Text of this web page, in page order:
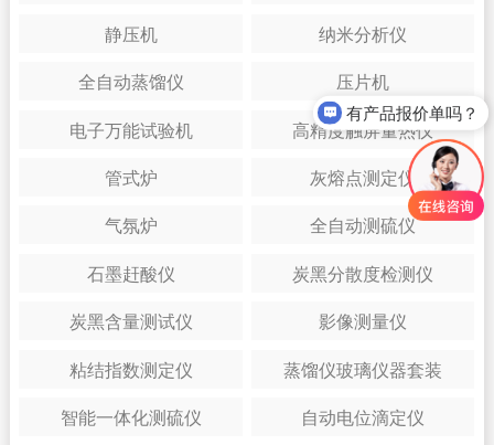
静压机
纳米分析仪
全自动蒸馏仪
压片机
电子万能试验机
高精度触屏量热仪
管式炉
灰熔点测定仪
气氛炉
全自动测硫仪
石墨赶酸仪
炭黑分散度检测仪
炭黑含量测试仪
影像测量仪
粘结指数测定仪
蒸馏仪玻璃仪器套装
智能一体化测硫仪
自动电位滴定仪
有产品报价单吗？